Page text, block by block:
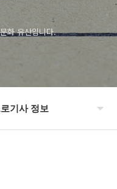
화 유산입니다.
기사 정보